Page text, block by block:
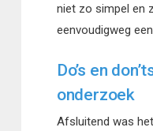
niet zo simpel en
eenvoudigweg
Do’s en
onderzoek
Afsluitend was